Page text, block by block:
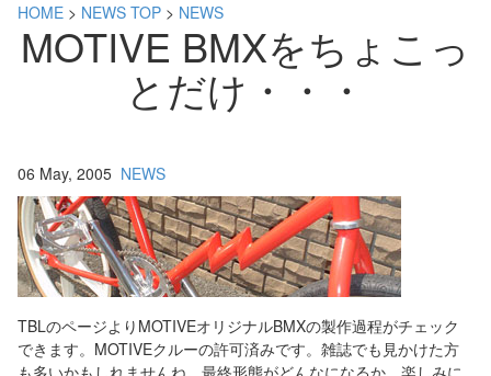
HOME > NEWS TOP > NEWS
MOTIVE BMXをちょこっ
とだけ・・・
06 May, 2005 NEWS
TBLのページよりMOTIVEオリジナルBMXの製作過程がチェック
できます。MOTIVEクルーの許可済みです。雑誌でも見かけた方
も多いかもしれませんね。最終形態がどんなになるか、楽しみに